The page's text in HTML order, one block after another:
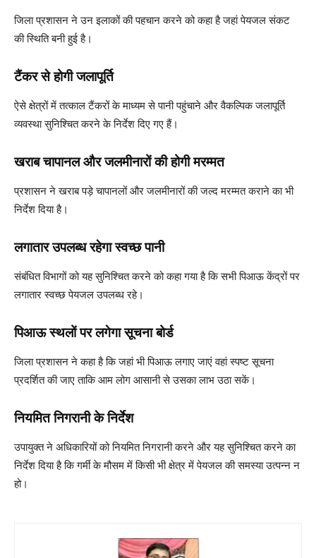
जिला प्रशासन ने उन इलाकों की पहचान करने को कहा है जहां पेयजल संकट
की स्थिति बनी हुई है।
टैंकर से होगी जलापूर्ति
ऐसे क्षेत्रों में तत्काल टैंकरों के माध्यम से पानी पहुंचाने और वैकल्पिक जलापूर्ति
व्यवस्था सुनिश्चित करने के निर्देश दिए गए हैं।
खराब चापानल और जलमीनारों की होगी मरम्मत
प्रशासन ने खराब पड़े चापानलों और जलमीनारों की जल्द मरम्मत कराने का भी
निर्देश दिया है।
लगातार उपलब्ध रहेगा स्वच्छ पानी
संबंधित विभागों को यह सुनिश्चित करने को कहा गया है कि सभी पिआऊ केंद्रों पर
लगातार स्वच्छ पेयजल उपलब्ध रहे।
पिआऊ स्थलों पर लगेगा सूचना बोर्ड
जिला प्रशासन ने कहा है कि जहां भी पिआऊ लगाए जाएं वहां स्पष्ट सूचना
प्रदर्शित की जाए ताकि आम लोग आसानी से उसका लाभ उठा सकें।
नियमित निगरानी के निर्देश
उपायुक्त ने अधिकारियों को नियमित निगरानी करने और यह सुनिश्चित करने का
निर्देश दिया है कि गर्मी के मौसम में किसी भी क्षेत्र में पेयजल की समस्या उत्पन्न न
हो।